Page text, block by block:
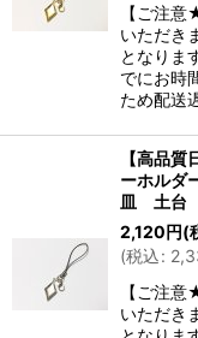
【ご注
いただき
となりま
でにお時
ため配送
【高品
ーホルダ
皿 土台
2,120円(
(税込:
【ご注
いただき